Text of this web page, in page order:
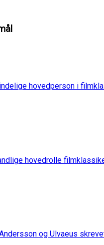
hovedperson i
hovedrolle
og Ulvaeus